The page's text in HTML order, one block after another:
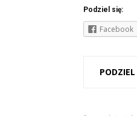
Podziel się:
Facebook
PODZIEL